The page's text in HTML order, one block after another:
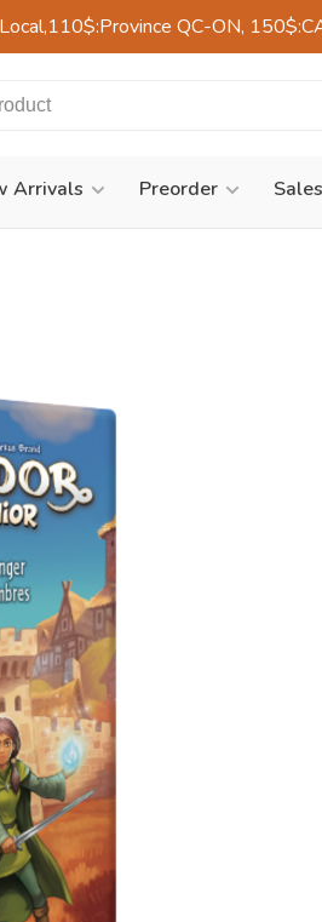
QC-ON,
Arrivals Preorder Sales